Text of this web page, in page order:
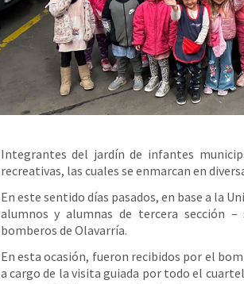
Integrantes del jardín de infantes
recreativas, las cuales se enmarcan en
En este sentido días pasados, en base a la
alumnos y alumnas de tercera sección
bomberos de Olavarría.
En esta ocasión, fueron recibidos por el
a cargo de la visita guiada por todo el